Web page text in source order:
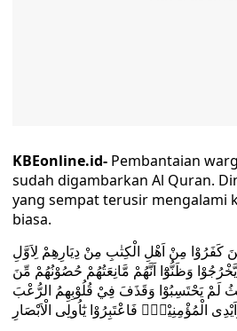
KBEonline.id- Pembantaian
sudah digambarkan Al Quran.
yang sempat terusir mengalami
biasa.
كَفَرُوْا مِنْ اَهْلِ الْكِتٰبِ مِنْ دِيَارِهِمْ لِاَوَّلِ
وَظَنُّوْٓا اَنَّهُمْ مَّانِعَتُهُمْ حُصُوْنُهُمْ مِّنَ
لَمْ يَحْتَسِبُوْا وَقَذَفَ فِيْ قُلُوْبِهِمُ الرُّعْبَ
الْمُؤْمِنِيْنَۙ فَاعْتَبِرُوْا يٰٓاُولِى الْاَبْصَارِ